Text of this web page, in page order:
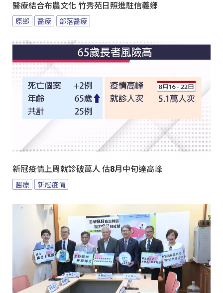
醫療結合布農文化 竹秀苑日照進駐信義鄉
原鄉 醫療 部落醫療
新冠疫情上周就診破萬人 估8月中旬達高峰
醫療 新冠疫情